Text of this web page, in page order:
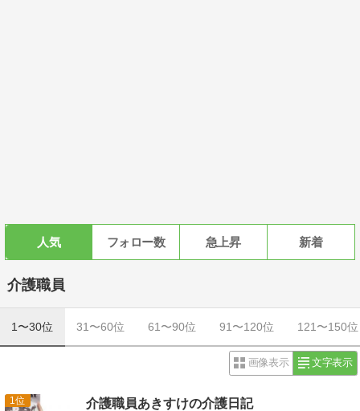
人気 フォロー数 急上昇 新着
介護職員
1〜30位 31〜60位 61〜90位 91〜120位 121〜150位
画像表示 文字表示
1 介護職員あきすけの介護日記